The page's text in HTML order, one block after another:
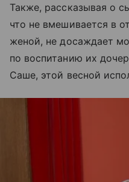
Также, рассказывая о
что не вмешивается в
женой, не досаждает
по воспитанию их
Саше, этой весной